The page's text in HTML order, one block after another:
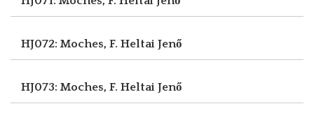
HJ072: Moches, F. Heltai Jenő
HJ073: Moches, F. Heltai Jenő